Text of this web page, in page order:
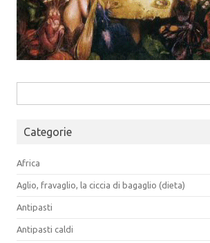
per:
Categorie
Africa
Aglio, fravaglio, la ciccia di bagaglio (dieta)
Antipasti
Antipasti caldi